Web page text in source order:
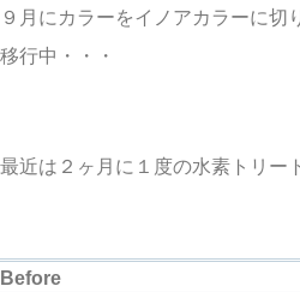
９月にカラーをイノアカラーに切
移行中・・・
最近は２ヶ月に１度の水素トリー
Before